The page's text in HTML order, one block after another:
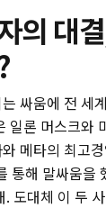
의 대
싸움에 전 세
일론 머스크와
메타의 최고
통해 말싸움을
. 도대체 이 두